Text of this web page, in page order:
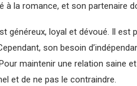
à la romance, et son partenaire
généreux, loyal et dévoué. Il
son besoin
maintenir une relation saine
et de ne pas le contraindre.